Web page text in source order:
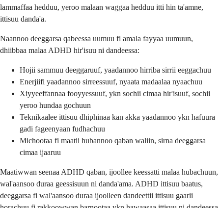
lammaffaa hedduu, yeroo malaan waggaa hedduu itti hin ta'amne,
ittisuu danda'a.
Naannoo deeggarsa qabeessa uumuu fi amala fayyaa uumuun,
dhiibbaa malaa ADHD hir'isuu ni dandeessa:
Hojii sammuu deeggaruuf, yaadannoo hirriba sirrii eeggachuu
Enerjiifi yaadannoo sirreessuuf, nyaata madaalaa nyaachuu
Xiyyeeffannaa fooyyessuuf, ykn sochii cimaa hir'isuuf, sochii
yeroo hundaa gochuun
Teknikaalee ittisuu dhiphinaa kan akka yaadannoo ykn hafuura
gadi fageenyaan fudhachuu
Michootaa fi maatii hubannoo qaban waliin, sirna deeggarsa
cimaa ijaaruu
Maatiwwan seenaa ADHD qaban, ijoollee keessatti malaa hubachuun,
wal'aansoo duraa geessisuun ni danda'ama. ADHD ittisuu baatus,
deeggarsa fi wal'aansoo duraa ijoolleen dandeettii ittisuu gaarii